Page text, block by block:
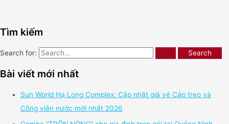
Tìm kiếm
Search for:
Bài viết mới nhất
Sun World Hạ Long Complex: Cập nhật giá vé Cáp treo và
Công viên nước mới nhất 2026